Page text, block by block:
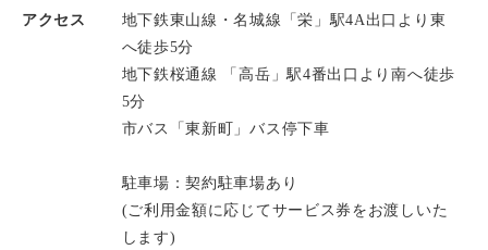
アクセス
地下鉄東山線・名城線「栄」駅4A出口より東
へ徒歩5分
地下鉄桜通線 「高岳」駅4番出口より南へ徒歩
5分
市バス「東新町」バス停下車
駐車場：契約駐車場あり
(ご利用金額に応じてサービス券をお渡しいた
します)